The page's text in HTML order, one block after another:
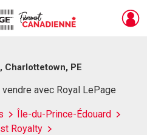
Charlottetown, PE
avec Royal LePage
Île-du-Prince-Édouard
Royalty